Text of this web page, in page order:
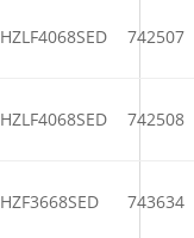
HZLF4068SED 742507
HZLF4068SED 742508
HZF3668SED 743634